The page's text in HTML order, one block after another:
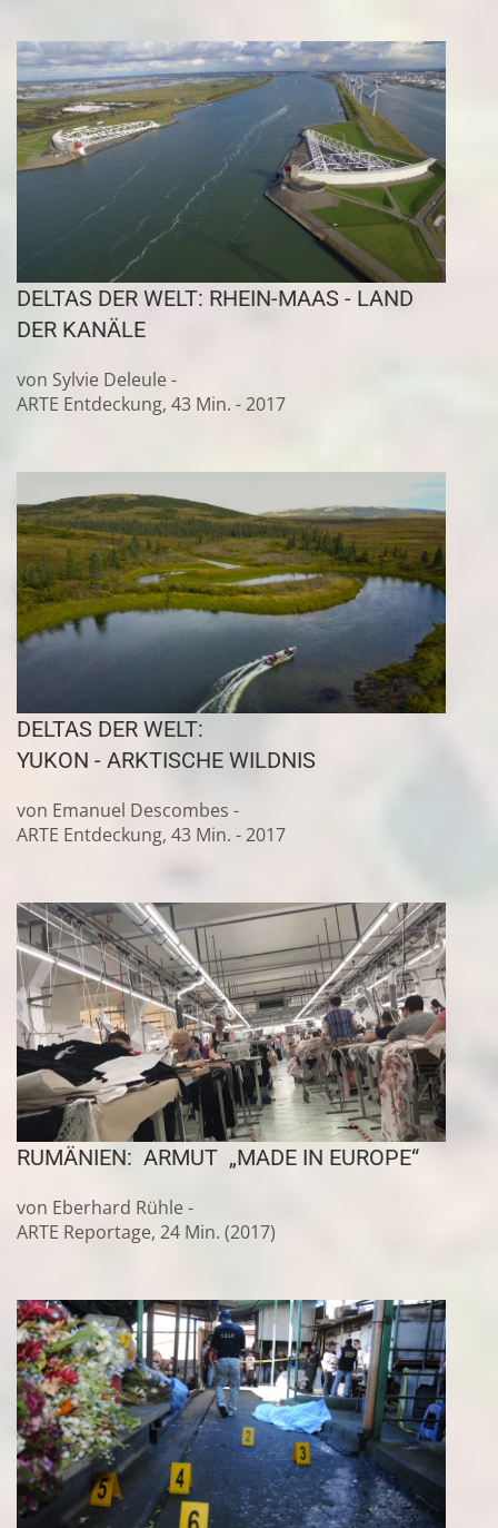
DELTAS DER WELT: RHEIN-MAAS - LAND
DER KANÄLE
von Sylvie Deleule -
ARTE Entdeckung, 43 Min. - 2017
DELTAS DER WELT:
YUKON - ARKTISCHE WILDNIS
von Emanuel Descombes -
ARTE Entdeckung, 43 Min. - 2017
RUMÄNIEN: ARMUT „MADE IN EUROPE“
von Eberhard Rühle -
ARTE Reportage, 24 Min. (2017)